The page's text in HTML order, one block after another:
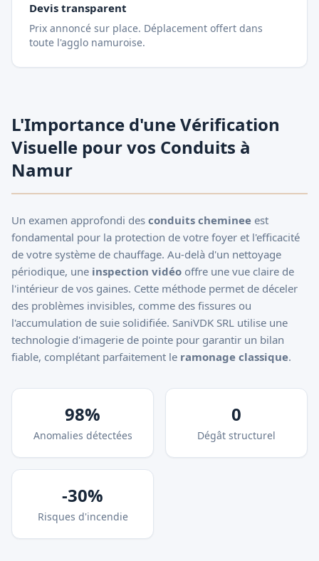
Devis transparent
Prix annoncé sur place. Déplacement offert dans
toute l'agglo namuroise.
L'Importance d'une Vérification
Visuelle pour vos Conduits à
Namur
Un examen approfondi des conduits cheminee est
fondamental pour la protection de votre foyer et l'efficacité
de votre système de chauffage. Au-delà d'un nettoyage
périodique, une inspection vidéo offre une vue claire de
l'intérieur de vos gaines. Cette méthode permet de déceler
des problèmes invisibles, comme des fissures ou
l'accumulation de suie solidifiée. SaniVDK SRL utilise une
technologie d'imagerie de pointe pour garantir un bilan
fiable, complétant parfaitement le ramonage classique.
98%
Anomalies détectées
0
Dégât structurel
-30%
Risques d'incendie